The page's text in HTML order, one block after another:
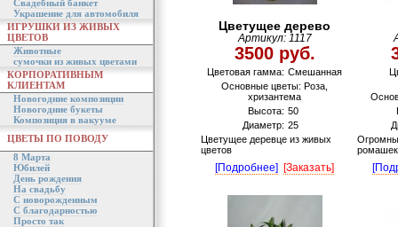
Свадебный банкет
Украшение для автомобиля
ИГРУШКИ ИЗ ЖИВЫХ
ЦВЕТОВ
Животные
сумочки из живых цветами
КОРПОРАТИВНЫМ
КЛИЕНТАМ
Новогодние композиции
Новогодние букеты
Композиция в вакууме
ЦВЕТЫ ПО ПОВОДУ
8 Марта
Юбилей
День рождения
На свадьбу
С новорожденным
С благодарностью
Просто так
Цветущее дерево
Артикул: 1117
3500 руб.
Цветовая гамма: Смешанная
Основные цветы: Роза,
хризантема
Высота: 50
Диаметр: 25
Цветущее деревце из живых
цветов
ромашек
[Подробнее] [Заказать]